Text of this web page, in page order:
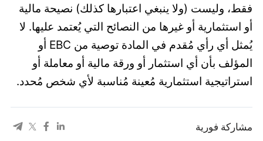
فقط، وليست (ولا ينبغي اعتبارها كذلك) نصيحة مالية
أو استثمارية أو غيرها من النصائح التي يُعتمد عليها. لا
يُمثل أي رأي مُقدم في المادة توصية من EBC أو
المؤلف بأن أي استثمار أو ورقة مالية أو معاملة أو
استراتيجية استثمارية مُعينة مُناسبة لأي شخص مُحدد.
مشاركة فورية